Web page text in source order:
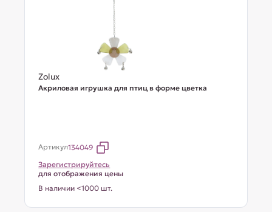
Zolux
Акриловая игрушка для птиц в форме цветка
Артикул134049
Зарегистрируйтесь
для отображения цены
В наличии <1000 шт.